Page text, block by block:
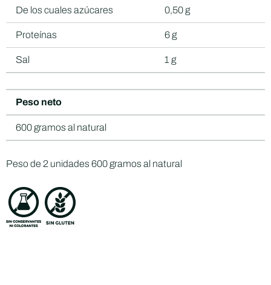
De los cuales azúcares 0,50 g
Proteínas 6 g
Sal 1 g
Peso neto
600 gramos al natural
Peso de 2 unidades 600 gramos al natural